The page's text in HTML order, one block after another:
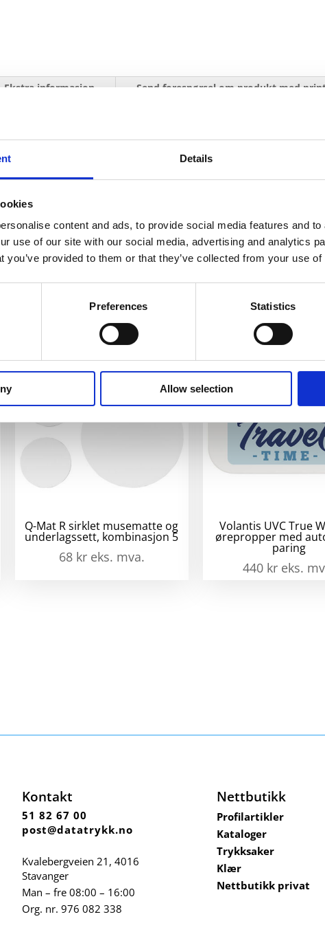
Details
content and ads, to provide social media features and
use of our site with our social media, advertising and analytics
you’ve provided to them or that they’ve collected from your use
Preferences Statistics
Allow selection
Ekstra informasjon Send forespørsel om produkt med
Aurea Bluetooth R sirklet høyttaler i bambus med lys -
Naturhvit
På
lager
Q-Mat R sirklet musematte og
underlagssett, kombinasjon 5
68 kr eks. mva.
Volantis UVC True
ørepropper med
paring
440 kr eks.
Kontakt
51 82 67 00
post@datatrykk.no
Kvalebergveien 21 , 4016
Stavanger
Man – fre 08:00 – 16:00
Org. nr. 976 082 338
Nettbutikk
Profilartikler
Kataloger
Trykksaker
Klær
Nettbutikk privat